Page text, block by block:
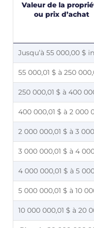
Valeur de la
ou prix d’achat
Jusqu’à 55 000,00 $
55 000,01 $ à 250
250 000,01 $ à 400
400 000,01 $ à 2 000
2 000 000,01 $ à 3
3 000 000,01 $ à 4
4 000 000,01 $ à 5
5 000 000,01 $ à 10
10 000 000,01 $ à 20